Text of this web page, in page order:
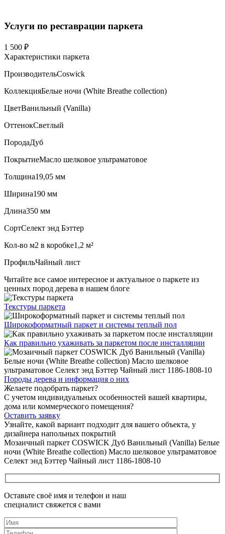
Услуги по реставрации паркета
1 500 ₽
Характеристики паркета
ПроизводительCoswick
КоллекцияБелые ночи (White Breathe collection)
ЦветВанильный (Vanilla)
ОттенокСветлый
ПородаДуб
ПокрытиеМасло шелковое ультраматовое
Толщина19,05 мм
Ширина190 мм
Длина350 мм
СортСелект энд Бэттер
Кол-во м2 в коробке1,2 м²
ПрофильЧайный лист
Читайте все самое интересное и актуальное о паркете из
ценных пород дерева в нашем блоге
Текстуры паркета
Широкоформатный паркет и системы теплый пол
Как правильно ухаживать за паркетом после инсталляции
Породы дерева и информация о них
Желаете подобрать паркет?
С учетом индивидуальных особенностей вашей квартиры,
дома или коммерческого помещения?
Оставить заявку
Узнайте, какой вариант подходит для вашего объекта, у
дизайнера напольных покрытий
Мозаичный паркет COSWICK Дуб Ванильный (Vanilla) Белые
ночи (White Breathe collection) Масло шелковое ультраматовое
Селект энд Бэттер Чайный лист 1186-1808-10
Оставьте своё имя и телефон и наш
специалист свяжется с вами